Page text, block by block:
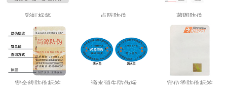
彩虹标签 点阵防伪 藏图防伪
安全线防伪标签 滴水消失防伪标 定位烫防伪标签